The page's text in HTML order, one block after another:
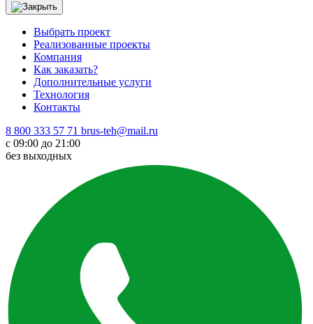
Выбрать проект
Реализованные проекты
Компания
Как заказать?
Дополнительные услуги
Технология
Контакты
8 800 333 57 71 brus-teh@mail.ru
с 09:00 до 21:00
без выходных